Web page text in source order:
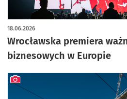
Wrocławska premiera
biznesowych w Europie
18.06.2026
artykuł z galerią zdjęć